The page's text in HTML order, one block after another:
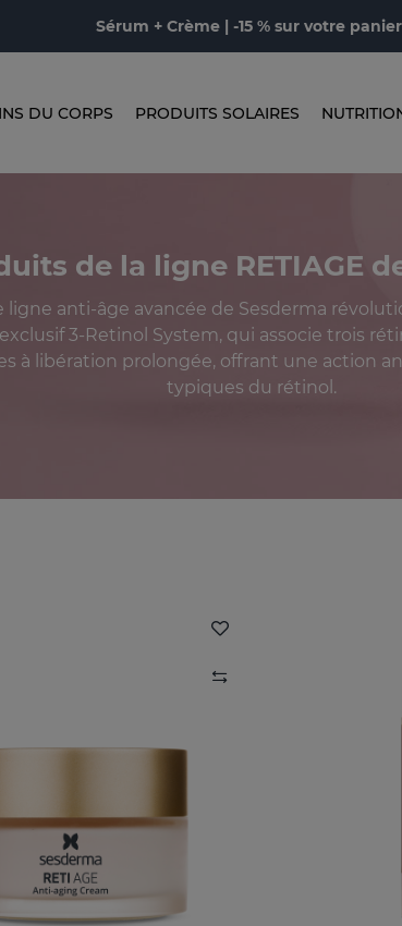
Sérum + Crème | -15 % sur votre
DU CORPS PRODUITS SOLAIRES
de la ligne RETIAGE
ligne anti-âge avancée de Sesderma
3-Retinol System, qui associe trois
à libération prolongée, offrant une action
typiques du rétinol.